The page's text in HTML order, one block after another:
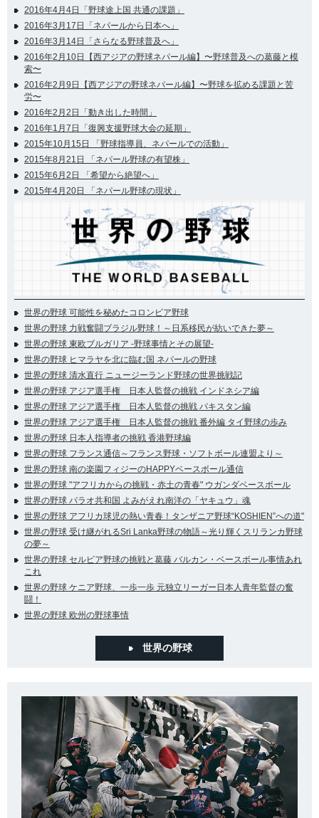
2016年4月4日「野球途上国 共通の課題」
2016年3月17日「ネパールから日本へ」
2016年3月14日「さらなる野球普及へ」
2016年2月10日【西アジアの野球ネパール編】〜野球普及への葛藤と模
索〜
2016年2月9日【西アジアの野球ネパール編】〜野球を拡める課題と苦
労〜
2016年2月2日「動き出した時間」
2016年1月7日「復興支援野球大会の延期」
2015年10月15日 「野球指導員、ネパールでの活動」
2015年8月21日 「ネパール野球の有望株」
2015年6月2日 「希望から絶望へ」
2015年4月20日 「ネパール野球の現状」
世界の野球 可能性を秘めたコロンビア野球
世界の野球 力戦奮闘ブラジル野球！～日系移民が紡いできた夢～
世界の野球 東欧ブルガリア -野球事情とその展望-
世界の野球 ヒマラヤを北に臨む国 ネパールの野球
世界の野球 清水直行 ニュージーランド野球の世界挑戦記
世界の野球 アジア選手権 日本人監督の挑戦 インドネシア編
世界の野球 アジア選手権 日本人監督の挑戦 パキスタン編
世界の野球 アジア選手権 日本人監督の挑戦 番外編 タイ野球の歩み
世界の野球 日本人指導者の挑戦 香港野球編
世界の野球 フランス通信～フランス野球・ソフトボール連盟より～
世界の野球 南の楽園フィジーのHAPPYベースボール通信
世界の野球 "アフリカからの挑戦・赤土の青春" ウガンダベースボール
世界の野球 パラオ共和国 よみがえれ南洋の「ヤキュウ」魂
世界の野球 アフリカ球児の熱い青春！タンザニア野球“KOSHIEN”への道"
世界の野球 受け継がれるSri Lanka野球の物語～光り輝くスリランカ野球
の夢～
世界の野球 セルビア野球の挑戦と葛藤 バルカン・ベースボール事情あれ
これ
世界の野球 ケニア野球、一歩一歩 元独立リーガー日本人青年監督の奮
闘！
世界の野球 欧州の野球事情
世界の野球